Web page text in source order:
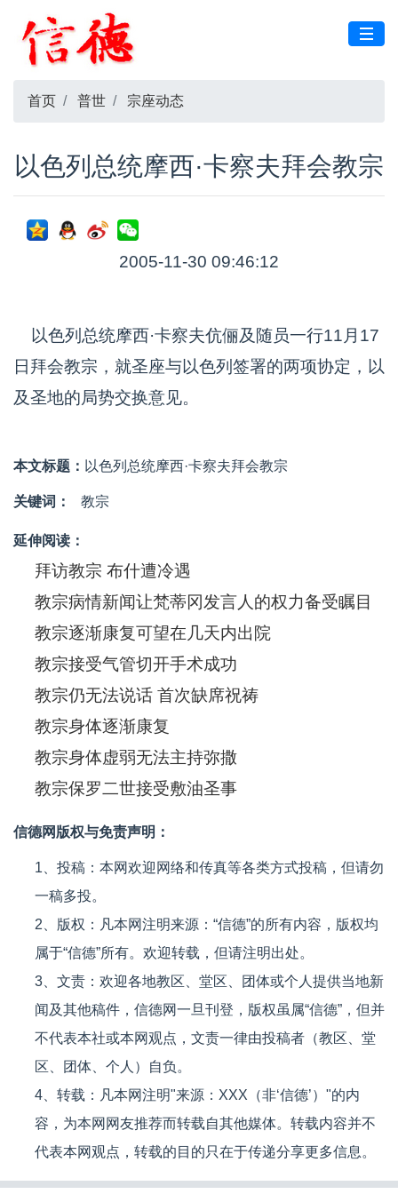
首页 普世 宗座动态
以色列总统摩西·卡察夫拜会教宗
2005-11-30 09:46:12
以色列总统摩西·卡察夫伉俪及随员一行11月17
日拜会教宗，就圣座与以色列签署的两项协定，以
及圣地的局势交换意见。
本文标题： 以色列总统摩西·卡察夫拜会教宗
关键词： 教宗
延伸阅读：
拜访教宗 布什遭冷遇
教宗病情新闻让梵蒂冈发言人的权力备受瞩目
教宗逐渐康复可望在几天内出院
教宗接受气管切开手术成功
教宗仍无法说话 首次缺席祝祷
教宗身体逐渐康复
教宗身体虚弱无法主持弥撒
教宗保罗二世接受敷油圣事
信德网版权与免责声明：
1、投稿：本网欢迎网络和传真等各类方式投稿，但请勿
一稿多投。
2、版权：凡本网注明来源：“信德”的所有内容，版权均
属于“信德”所有。欢迎转载，但请注明出处。
3、文责：欢迎各地教区、堂区、团体或个人提供当地新
闻及其他稿件，信德网一旦刊登，版权虽属“信德”，但并
不代表本社或本网观点，文责一律由投稿者（教区、堂
区、团体、个人）自负。
4、转载：凡本网注明"来源：XXX（非‘信德’）"的内
容，为本网网友推荐而转载自其他媒体。转载内容并不
代表本网观点，转载的目的只在于传递分享更多信息。